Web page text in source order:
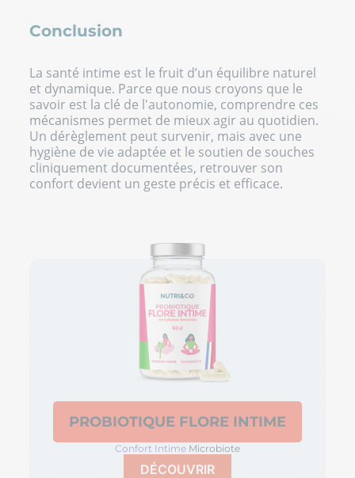
Conclusion
La santé intime est le fruit d’un équilibre naturel
et dynamique. Parce que nous croyons que le
savoir est la clé de l'autonomie, comprendre ces
mécanismes permet de mieux agir au quotidien.
Un dérèglement peut survenir, mais avec une
hygiène de vie adaptée et le soutien de souches
cliniquement documentées, retrouver son
confort devient un geste précis et efficace.
PROBIOTIQUE FLORE INTIME
Confort Intime Microbiote
DÉCOUVRIR